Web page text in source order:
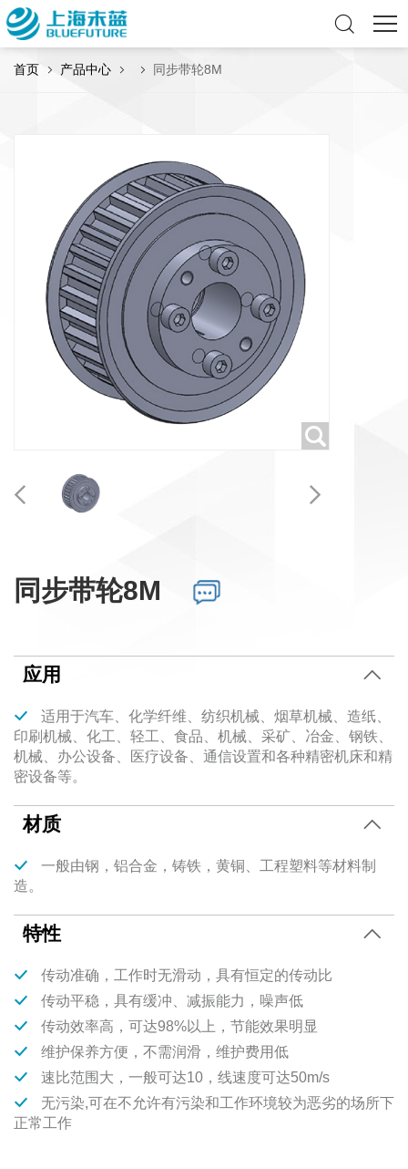
首页 产品中心 同步带轮8M
同步带轮8M
应用
适用于汽车、化学纤维、纺织机械、烟草机械、造纸、
印刷机械、化工、轻工、食品、机械、采矿、冶金、钢铁、
机械、办公设备、医疗设备、通信设置和各种精密机床和精
密设备等。
材质
一般由钢，铝合金，铸铁，黄铜、工程塑料等材料制
造。
特性
传动准确，工作时无滑动，具有恒定的传动比
传动平稳，具有缓冲、减振能力，噪声低
传动效率高，可达98%以上，节能效果明显
维护保养方便，不需润滑，维护费用低
速比范围大，一般可达10，线速度可达50m/s
无污染,可在不允许有污染和工作环境较为恶劣的场所下
正常工作